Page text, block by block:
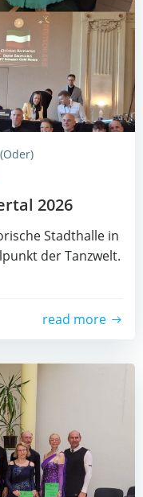
2026
Stadt­hal­le in
der Tanz­welt.
read more